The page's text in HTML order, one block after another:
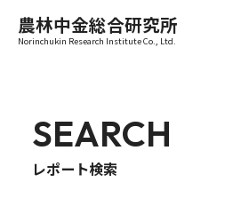
農林中金総合研究所
Norinchukin Research Institute Co., Ltd.
SEARCH
レポート検索